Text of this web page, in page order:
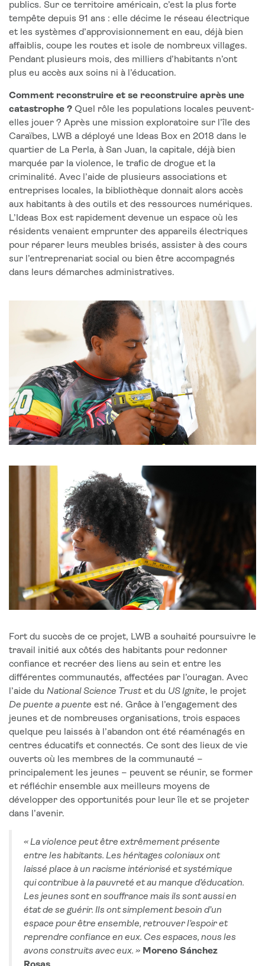
publics. Sur ce territoire américain, c’est la plus forte
tempête depuis 91 ans : elle décime le réseau électrique
et les systèmes d’approvisionnement en eau, déjà bien
affaiblis, coupe les routes et isole de nombreux villages.
Pendant plusieurs mois, des milliers d’habitants n’ont
plus eu accès aux soins ni à l’éducation.
Comment reconstruire et se reconstruire après une
catastrophe ? Quel rôle les populations locales peuvent-
elles jouer ? Après une mission exploratoire sur l’île des
Caraïbes, LWB a déployé une Ideas Box en 2018 dans le
quartier de La Perla, à San Juan, la capitale, déjà bien
marquée par la violence, le trafic de drogue et la
criminalité. Avec l’aide de plusieurs associations et
entreprises locales, la bibliothèque donnait alors accès
aux habitants à des outils et des ressources numériques.
L’Ideas Box est rapidement devenue un espace où les
résidents venaient emprunter des appareils électriques
pour réparer leurs meubles brisés, assister à des cours
sur l’entreprenariat social ou bien être accompagnés
dans leurs démarches administratives.
Fort du succès de ce projet, LWB a souhaité poursuivre le
travail initié aux côtés des habitants pour redonner
confiance et recréer des liens au sein et entre les
différentes communautés, affectées par l’ouragan. Avec
l’aide du National Science Trustet du US Ignite, le projet
De puente a puente est né. Grâce à l’engagement des
jeunes et de nombreuses organisations, trois espaces
quelque peu laissés à l’abandon ont été réaménagés en
centres éducatifs et connectés. Ce sont des lieux de vie
ouverts où les membres de la communauté –
principalement les jeunes – peuvent se réunir, se former
et réfléchir ensemble aux meilleurs moyens de
développer des opportunités pour leur île et se projeter
dans l’avenir.
« La violence peut être extrêmement présente
entre les habitants. Les héritages coloniaux ont
laissé place à un racisme intériorisé et systémique
qui contribue à la pauvreté et au manque d’éducation.
Les jeunes sont en souffrance mais ils sont aussi en
état de se guérir. Ils ont simplement besoin d’un
espace pour être ensemble, retrouver l’espoir et
reprendre confiance en eux. Ces espaces, nous les
avons construits avec eux. » Moreno Sánchez